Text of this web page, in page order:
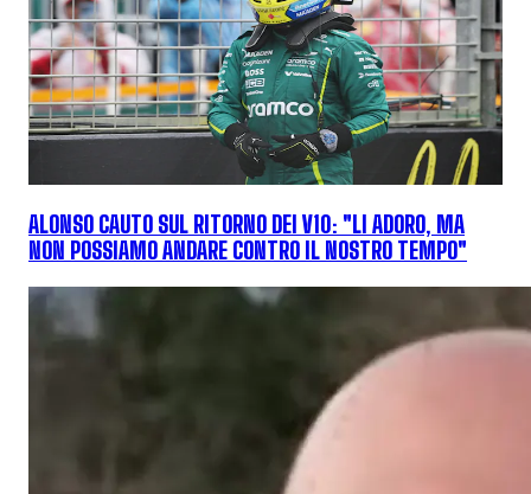
ALONSO CAUTO SUL RITORNO DEI V10: "LI ADORO, MA
NON POSSIAMO ANDARE CONTRO IL NOSTRO TEMPO"